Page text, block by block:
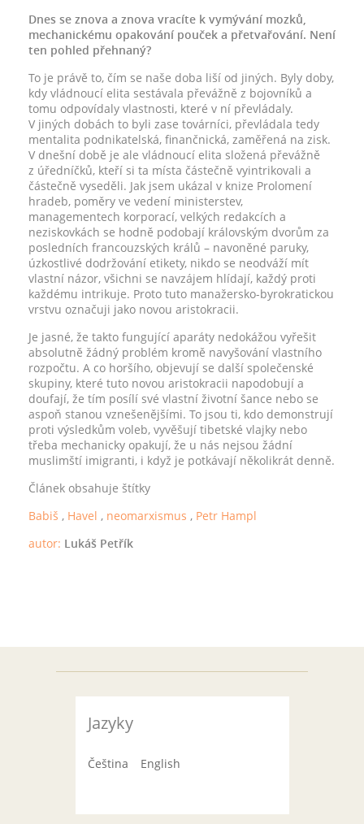
Dnes se znova a znova vracíte k vymývání mozků,
mechanickému opakování pouček a přetvařování. Není
ten pohled přehnaný?
To je právě to, čím se naše doba liší od jiných. Byly doby,
kdy vládnoucí elita sestávala převážně z bojovníků a
tomu odpovídaly vlastnosti, které v ní převládaly.
V jiných dobách to byli zase továrníci, převládala tedy
mentalita podnikatelská, finančnická, zaměřená na zisk.
V dnešní době je ale vládnoucí elita složená převážně
z úředníčků, kteří si ta místa částečně vyintrikovali a
částečně vyseděli. Jak jsem ukázal v knize Prolomení
hradeb, poměry ve vedení ministerstev,
managementech korporací, velkých redakcích a
neziskovkách se hodně podobají královským dvorům za
posledních francouzských králů – navoněné paruky,
úzkostlivé dodržování etikety, nikdo se neodváží mít
vlastní názor, všichni se navzájem hlídají, každý proti
každému intrikuje. Proto tuto manažersko-byrokratickou
vrstvu označuji jako novou aristokracii.
Je jasné, že takto fungující aparáty nedokážou vyřešit
absolutně žádný problém kromě navyšování vlastního
rozpočtu. A co horšího, objevují se další společenské
skupiny, které tuto novou aristokracii napodobují a
doufají, že tím posílí své vlastní životní šance nebo se
aspoň stanou vznešenějšími. To jsou ti, kdo demonstrují
proti výsledkům voleb, vyvěšují tibetské vlajky nebo
třeba mechanicky opakují, že u nás nejsou žádní
muslimští imigranti, i když je potkávají několikrát denně.
Článek obsahuje štítky
Babiš , Havel , neomarxismus , Petr Hampl
autor: Lukáš Petřík
Jazyky
Čeština English